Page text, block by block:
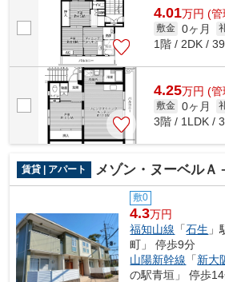
4.01万円 (管
敷金 0ヶ月
1階 / 2DK /
4.25万円 (管
敷金 0ヶ月
3階 / 1LDK /
賃貸 | アパート メゾン・ヌーベルＡ
敷0
4.3万円
福知山線 「石生 」
町」 停歩9分
山陽新幹線 「新大
の駅青垣」 停歩